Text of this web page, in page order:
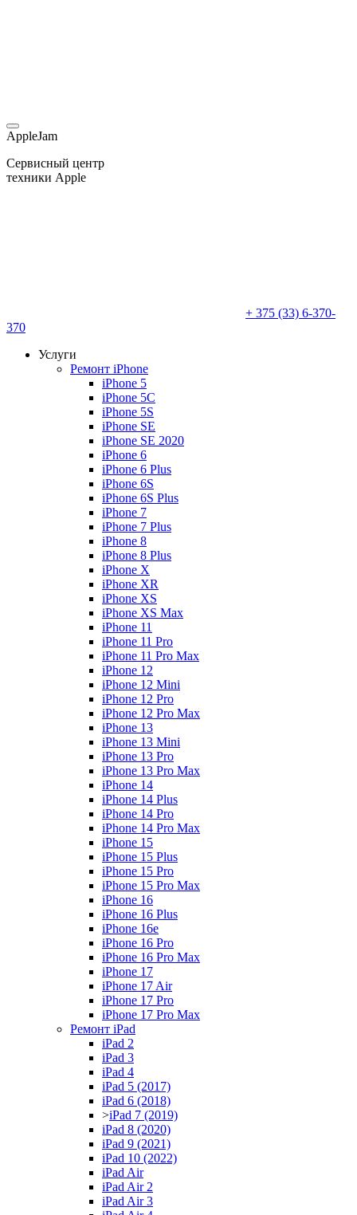
AppleJam
Сервисный центр
техники Apple
+ 375 (33) 6-370-
370
Услуги
Ремонт iPhone
iPhone 5
iPhone 5C
iPhone 5S
iPhone SE
iPhone SE 2020
iPhone 6
iPhone 6 Plus
iPhone 6S
iPhone 6S Plus
iPhone 7
iPhone 7 Plus
iPhone 8
iPhone 8 Plus
iPhone X
iPhone XR
iPhone XS
iPhone XS Max
iPhone 11
iPhone 11 Pro
iPhone 11 Pro Max
iPhone 12
iPhone 12 Mini
iPhone 12 Pro
iPhone 12 Pro Max
iPhone 13
iPhone 13 Mini
iPhone 13 Pro
iPhone 13 Pro Max
iPhone 14
iPhone 14 Plus
iPhone 14 Pro
iPhone 14 Pro Max
iPhone 15
iPhone 15 Plus
iPhone 15 Pro
iPhone 15 Pro Max
iPhone 16
iPhone 16 Plus
iPhone 16e
iPhone 16 Pro
iPhone 16 Pro Max
iPhone 17
iPhone 17 Air
iPhone 17 Pro
iPhone 17 Pro Max
Ремонт iPad
iPad 2
iPad 3
iPad 4
iPad 5 (2017)
iPad 6 (2018)
>iPad 7 (2019)
iPad 8 (2020)
iPad 9 (2021)
iPad 10 (2022)
iPad Air
iPad Air 2
iPad Air 3